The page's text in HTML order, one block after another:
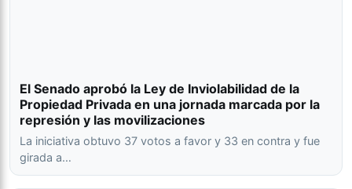
El Senado aprobó la Ley de Inviolabilidad de la
Propiedad Privada en una jornada marcada por la
represión y las movilizaciones
La iniciativa obtuvo 37 votos a favor y 33 en contra y fue
girada a…